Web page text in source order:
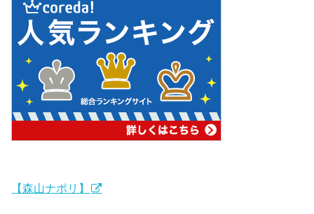
【森山ナポリ】